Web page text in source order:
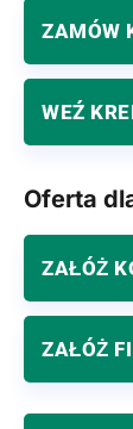
ZAMÓW
WEŹ
Oferta
ZAŁÓŻ
ZAŁÓŻ